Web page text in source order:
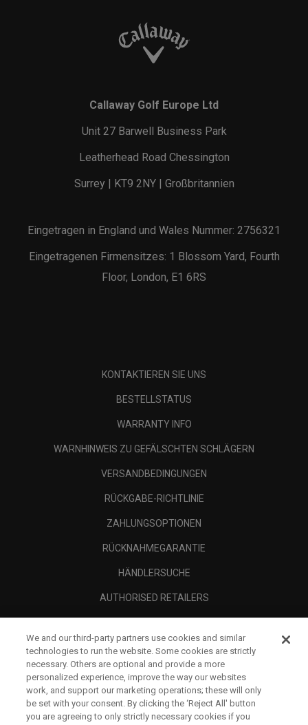
Callaway Golf Europe Ltd
Unit 27 Barwell Business Park
Leatherhead Road Chessington
Surrey | KT9 2NY | Großbritannien
Eingetragen in England und Wales Nummer: 2756321
Eingetragenen Firmensitzes: 1 Blossom Yard, Fourth
Floor, London, E1 6RS
KONTAKTIEREN SIE UNS
BESTELLSTATUS
WARRANTY INFO
WARNHINWEIS ZU GEFÄLSCHTEN SCHLÄGERN
VERSANDBEDINGUNGEN
RÜCKGABE-RICHTLINIE
ZAHLUNGSOPTIONEN
RÜCKNAHMEGARANTIE
HÄNDLERSUCHE
AUTHORISED RETAILERS
UNTERNEHMENSPROFIL
RECHTLICHES-
We and our third-party partners use cookies and similar
technologies to run the website. Some cookies are strictly
necessary. Others are optional and provide a more
personalized experience, improve the way our websites
work, and support our marketing operations; these will only
be set with your consent. By clicking the ‘Reject All' button
you are agreeing to only strictly necessary cookies if you